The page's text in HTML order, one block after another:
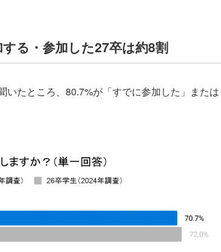
る・参加した27卒は約8割
たところ、80.7%が「すでに参加した」または